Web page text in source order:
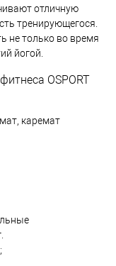
отличную
тренирующегося.
не только во время
йогой.
OSPORT
каремат